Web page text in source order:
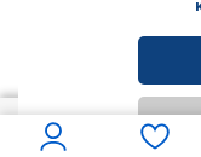
Поставщикам
© КАМАЗ ЦЕНТР
Интернет-магазин